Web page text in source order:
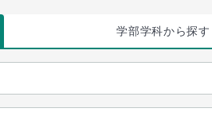
学部学科から探す